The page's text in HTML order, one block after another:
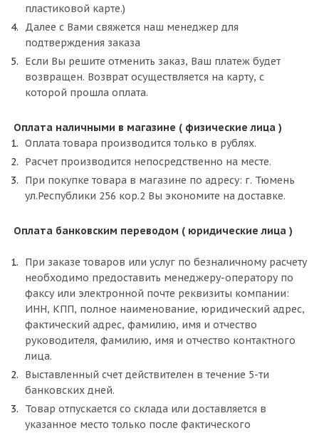
пластиковой карте.)
Далее с Вами свяжется наш менеджер для
подтверждения заказа
Если Вы решите отменить заказ, Ваш платеж будет
возвращен. Возврат осуществляется на карту, с
которой прошла оплата.
Оплата наличными в магазине ( физические лица )
Оплата товара производится только в рублях.
Расчет производится непосредственно на месте.
При покупке товара в магазине по адресу: г. Тюмень
ул.Республики 256 кор.2 Вы экономите на доставке.
Оплата банковским переводом ( юридические лица )
При заказе товаров или услуг по безналичному расчету
необходимо предоставить менеджеру-оператору по
факсу или электронной почте реквизиты компании:
ИНН, КПП, полное наименование, юридический адрес,
фактический адрес, фамилию, имя и отчество
руководителя, фамилию, имя и отчество контактного
лица.
Выставленный счет действителен в течение 5-ти
банковских дней.
Товар отпускается со склада или доставляется в
указанное место только после фактического
Получайте товар
выбранный способом
Оставшиеся75% будут
списыватьсяс вашей карты
Подробнее
об оплате Плайтом
25
раз в 2
недели
Остались вопросы?
8 800 302-02-51
plait.ru